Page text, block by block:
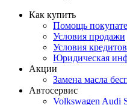
Как купить
Помощь
Условия продажи
Условия
Юридическая
Акции
Замена масла
Автосервис
Volkswagen Audi